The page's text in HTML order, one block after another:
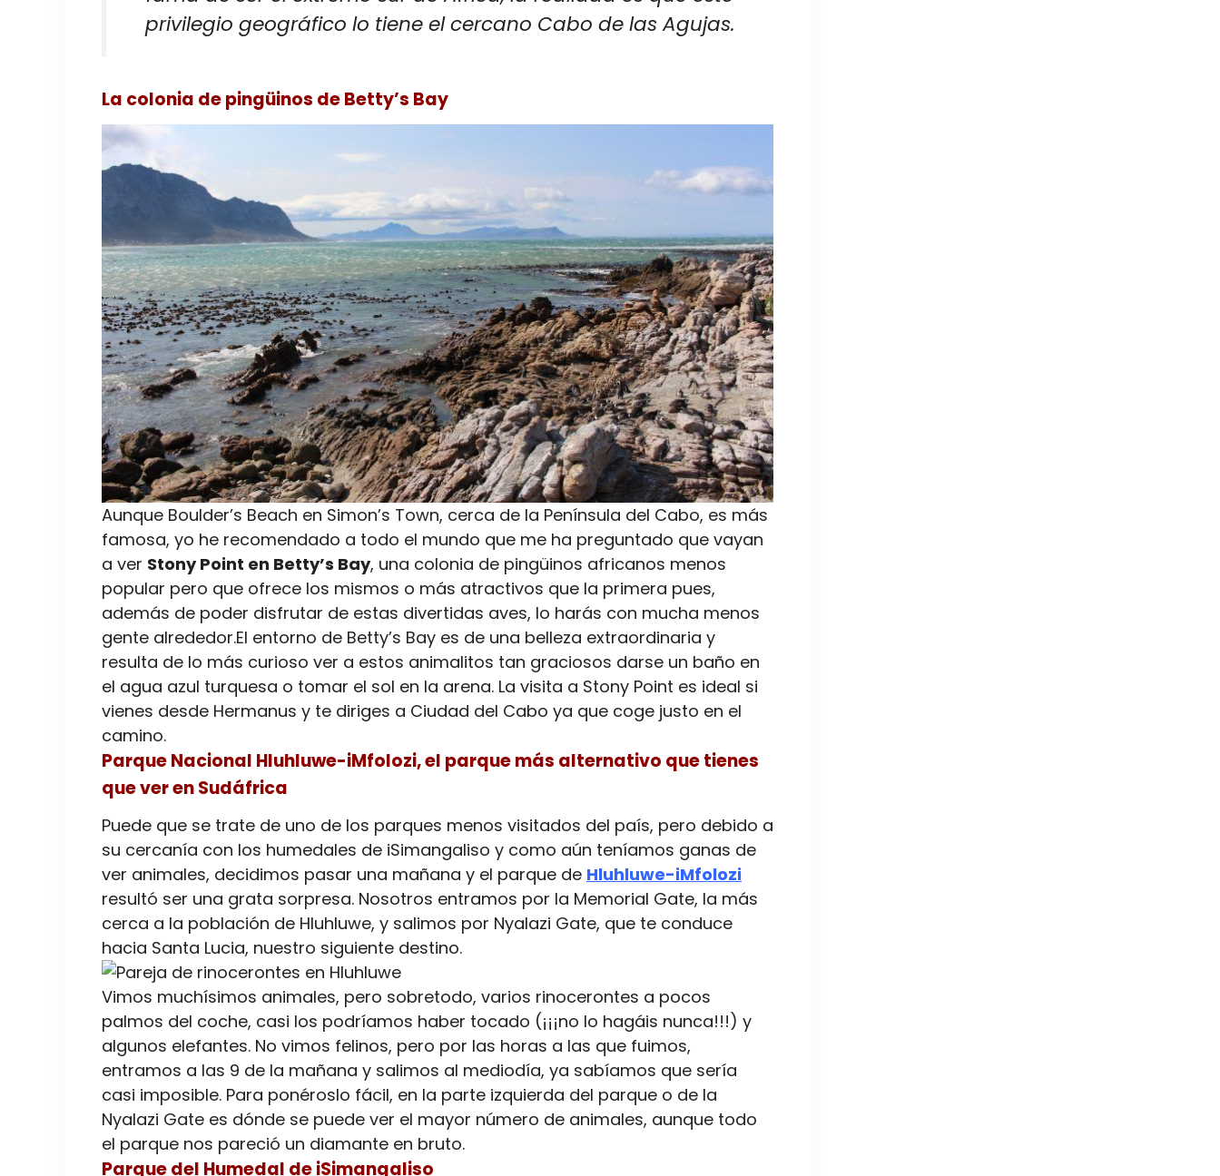
privilegio geográfico lo tiene el cercano Cabo de las Agujas.
La colonia de pingüinos de Betty’s Bay
Aunque Boulder’s Beach en Simon’s Town, cerca de la Península del Cabo, es más
famosa, yo he recomendado a todo el mundo que me ha preguntado que vayan
a ver Stony Point en Betty’s Bay, una colonia de pingüinos africanos menos
popular pero que ofrece los mismos o más atractivos que la primera pues,
además de poder disfrutar de estas divertidas aves, lo harás con mucha menos
gente alrededor.El entorno de Betty’s Bay es de una belleza extraordinaria y
resulta de lo más curioso ver a estos animalitos tan graciosos darse un baño en
el agua azul turquesa o tomar el sol en la arena. La visita a Stony Point es ideal si
vienes desde Hermanus y te diriges a Ciudad del Cabo ya que coge justo en el
camino.
Parque Nacional Hluhluwe-iMfolozi, el parque más alternativo que tienes
que ver en Sudáfrica
Puede que se trate de uno de los parques menos visitados del país, pero debido a
su cercanía con los humedales de iSimangaliso y como aún teníamos ganas de
ver animales, decidimos pasar una mañana y el parque de Hluhluwe-iMfolozi
resultó ser una grata sorpresa. Nosotros entramos por la Memorial Gate, la más
cerca a la población de Hluhluwe, y salimos por Nyalazi Gate, que te conduce
hacia Santa Lucia, nuestro siguiente destino.
Vimos muchísimos animales, pero sobretodo, varios rinocerontes a pocos
palmos del coche, casi los podríamos haber tocado (¡¡¡no lo hagáis nunca!!!) y
algunos elefantes. No vimos felinos, pero por las horas a las que fuimos,
entramos a las 9 de la mañana y salimos al mediodía, ya sabíamos que sería
casi imposible. Para ponéroslo fácil, en la parte izquierda del parque o de la
Nyalazi Gate es dónde se puede ver el mayor número de animales, aunque todo
el parque nos pareció un diamante en bruto.
Parque del Humedal de iSimangaliso